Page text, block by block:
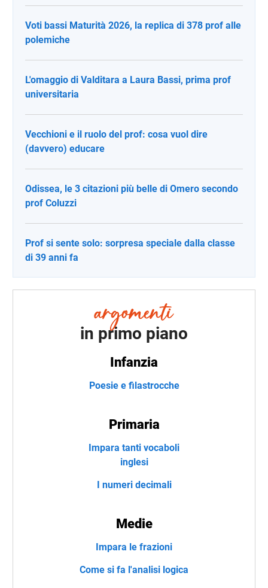
Voti bassi Maturità 2026, la replica di 378 prof alle
polemiche
L'omaggio di Valditara a Laura Bassi, prima prof
universitaria
Vecchioni e il ruolo del prof: cosa vuol dire
(davvero) educare
Odissea, le 3 citazioni più belle di Omero secondo
prof Coluzzi
Prof si sente solo: sorpresa speciale dalla classe
di 39 anni fa
in primo piano
Infanzia
Poesie e filastrocche
Primaria
Impara tanti vocaboli
inglesi
I numeri decimali
Medie
Impara le frazioni
Come si fa l'analisi logica